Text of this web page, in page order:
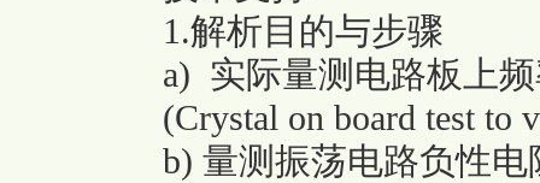
1.解析目的与步骤
a) 实际量测电路板上
(Crystal on board test to
b) 量测振荡电路负性